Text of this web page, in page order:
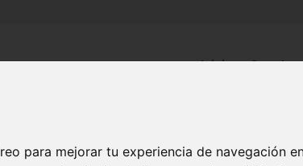
para mejorar tu experiencia de navegación
Inicio Canales
NATURALEZA